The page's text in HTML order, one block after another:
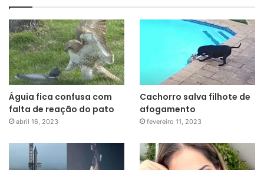
Águia fica confusa com
falta de reação do pato
abril 16, 2023
Cachorro salva filhote de
afogamento
fevereiro 11, 2023